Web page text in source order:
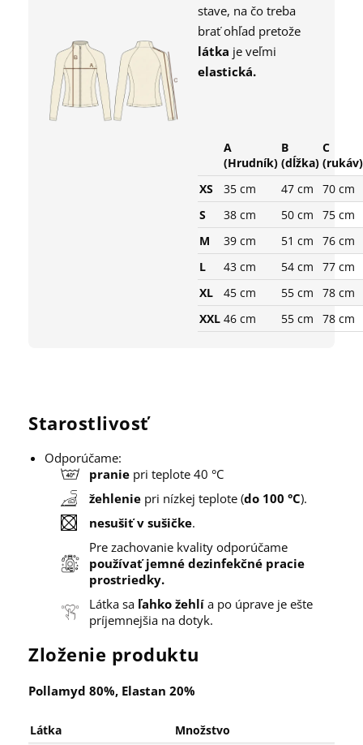
stave, na čo treba
brať ohľad pretože
látka je veľmi
elastická.
A
(Hrudník)
B
(dĺžka)
C
(rukáv)
XS
35 cm 47 cm
70 cm
S
38 cm 50 cm
75 cm
M
39 cm 51 cm
76 cm
L
43 cm 54 cm
77 cm
XL
45 cm 55 cm
78 cm
XXL 46 cm 55 cm 78 cm
Starostlivosť
Odporúčame:
pranie pri teplote 40 °C
žehlenie pri nízkej teplote (do 100 °C).
nesušiť v sušičke.
Pre zachovanie kvality odporúčame
používať jemné dezinfekčné pracie
prostriedky.
Látka sa ľahko žehlí a po úprave je ešte
príjemnejšia na dotyk.
Zloženie produktu
Pollamyd 80%, Elastan 20%
Látka Množstvo